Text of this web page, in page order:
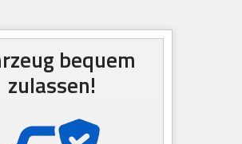
bequem
zulassen!